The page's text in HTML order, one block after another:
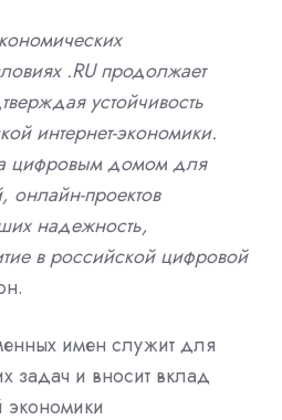
.RU продолжает
устойчивость
интернет-экономики.
цифровым домом для
проектов
надежность,
в российской цифровой
имен служит для
задач и вносит вклад
экономики